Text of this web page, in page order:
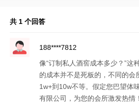
共 1 个回答
188****7812
像“订制私人酒窖成本多少？”
的成本并不是死板的，不同的
1w+到10w不等。假定您巴望体
有限公司，为您的会所激发热情！